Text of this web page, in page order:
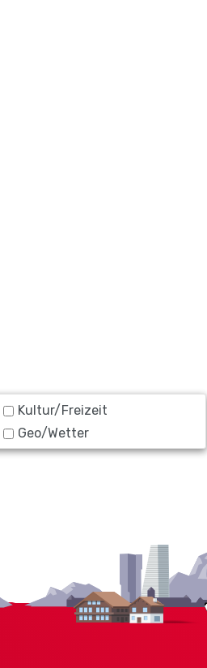
Kultur/Freizeit
Geo/Wetter